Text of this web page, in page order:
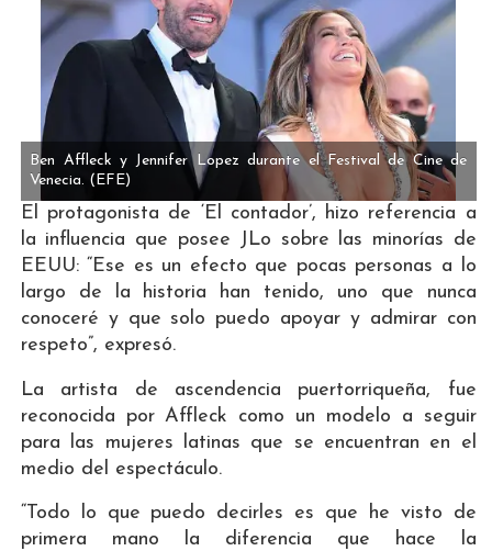
Ben Affleck y Jennifer Lopez durante el Festival de Cine de
Venecia. (EFE)
El protagonista de ‘El contador’, hizo referencia a
la influencia que posee JLo sobre las minorías de
EEUU: “Ese es un efecto que pocas personas a lo
largo de la historia han tenido, uno que nunca
conoceré y que solo puedo apoyar y admirar con
respeto”, expresó.
La artista de ascendencia puertorriqueña, fue
reconocida por Affleck como un modelo a seguir
para las mujeres latinas que se encuentran en el
medio del espectáculo.
“Todo lo que puedo decirles es que he visto de
primera mano la diferencia que hace la